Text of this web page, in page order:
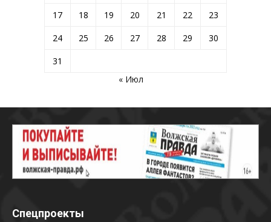
17
18 19 20 21 22
23
24
25 26 27 28 29
30
31
« Июл
Спецпроекты